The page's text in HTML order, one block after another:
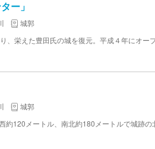
ー」
城郭
城郭